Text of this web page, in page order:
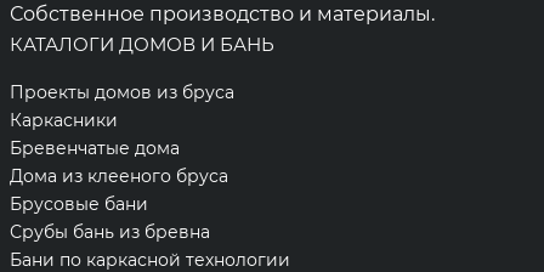
Собственное производство и материалы.
КАТАЛОГИ ДОМОВ И БАНЬ
Проекты домов из бруса
Каркасники
Бревенчатые дома
Дома из клееного бруса
Брусовые бани
Срубы бань из бревна
Бани по каркасной технологии